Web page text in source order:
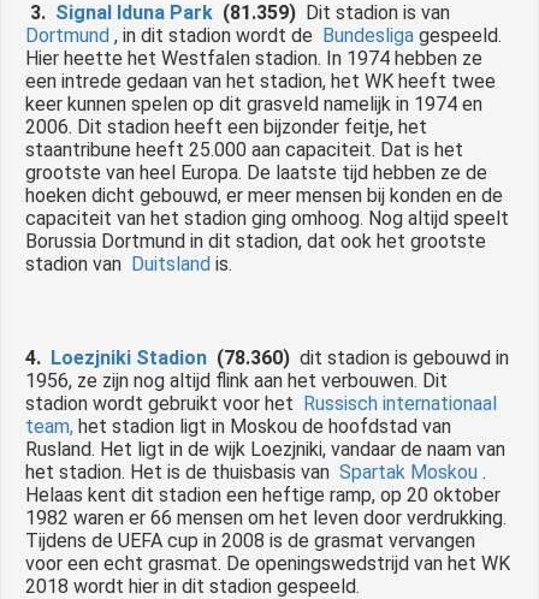
3. Signal Iduna Park (81.359) Dit stadion is van
Dortmund , in dit stadion wordt de Bundesliga gespeeld.
Hier heette het Westfalen stadion. In 1974 hebben ze
een intrede gedaan van het stadion, het WK heeft twee
keer kunnen spelen op dit grasveld namelijk in 1974 en
2006. Dit stadion heeft een bijzonder feitje, het
staantribune heeft 25.000 aan capaciteit. Dat is het
grootste van heel Europa. De laatste tijd hebben ze de
hoeken dicht gebouwd, er meer mensen bij konden en de
capaciteit van het stadion ging omhoog. Nog altijd speelt
Borussia Dortmund in dit stadion, dat ook het grootste
stadion van Duitsland is.
4. Loezjniki Stadion (78.360) dit stadion is gebouwd in
1956, ze zijn nog altijd flink aan het verbouwen. Dit
stadion wordt gebruikt voor het Russisch internationaal
team, het stadion ligt in Moskou de hoofdstad van
Rusland. Het ligt in de wijk Loezjniki, vandaar de naam van
het stadion. Het is de thuisbasis van Spartak Moskou .
Helaas kent dit stadion een heftige ramp, op 20 oktober
1982 waren er 66 mensen om het leven door verdrukking.
Tijdens de UEFA cup in 2008 is de grasmat vervangen
voor een echt grasmat. De openingswedstrijd van het WK
2018 wordt hier in dit stadion gespeeld.